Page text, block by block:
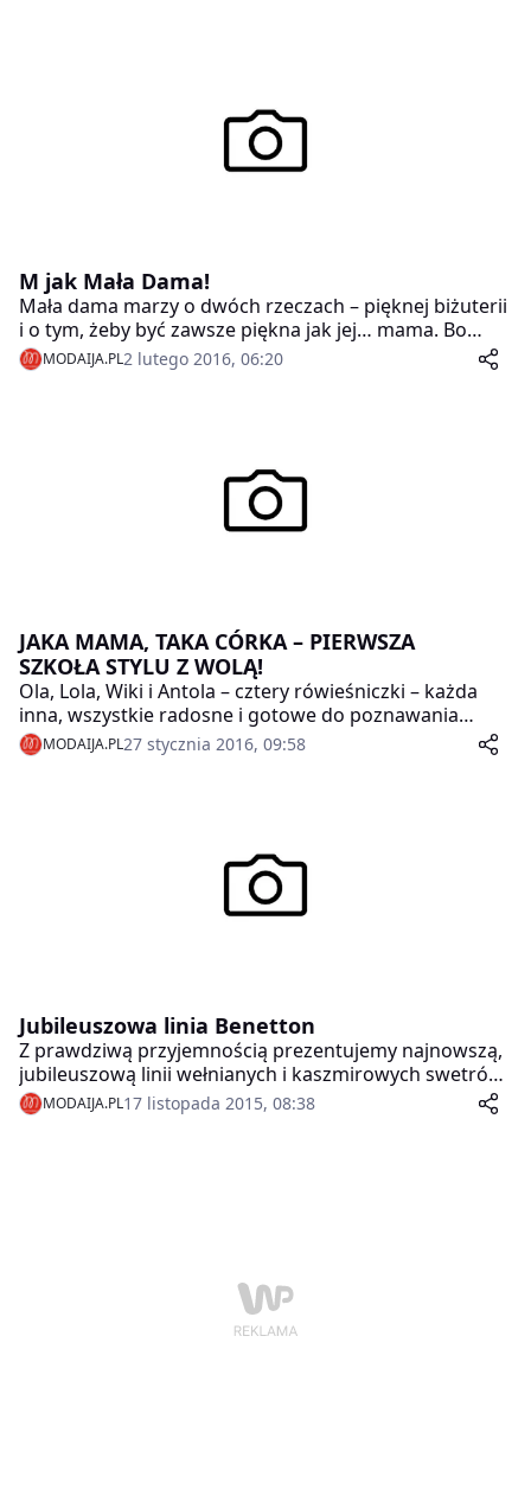
M jak Mała Dama!
Mała dama marzy o dwóch rzeczach – pięknej biżuterii
i o tym, żeby być zawsze piękna jak jej… mama. Bo
mała dama ma swój charakter i styl. Wie jak ważne są
w jej ubiorze dodatki. Sprawdź, jakim typem jest Twoja
MODAIJA.PL2 lutego 2016, 06:20
JAKA MAMA, TAKA CÓRKA – PIERWSZA
SZKOŁA STYLU Z WOLĄ!
Ola, Lola, Wiki i Antola – cztery rówieśniczki – każda
inna, wszystkie radosne i gotowe do poznawania
świata. Wymyślają rozmaite zabawy, a ich wyobraźnia
nie zna granic. To także małe modnisie, które
kolorach i stylach. Ich imionami polska firma Wola
nazwała najnowszą kolekcję wygodnych, bawełnianych
rajstopek, która każdej dziewczynce pozwoli na
MODAIJA.PL27 stycznia 2016, 09:58
Jubileuszowa linia Benetton
Z prawdziwą przyjemnością prezentujemy najnowszą,
jubileuszową linii wełnianych i kaszmirowych swetrów
od Benettona, która już jest dostępna w sklepach!
MODAIJA.PL17 listopada 2015, 08:38